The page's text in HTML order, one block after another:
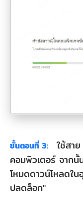
ขั้นตอนที่ 3:
ใช้สา
คอมพิวเตอร์ จากนั้
โหมดดาวน์โหลดใ
ปลดล็อก"